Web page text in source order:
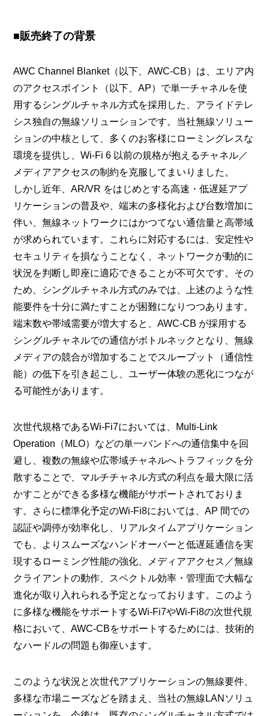
■販売終了の背景
AWC Channel Blanket（以下、AWC-CB）は、エリア内
のアクセスポイント（以下、AP）で単一チャネルを使
用するシングルチャネル方式を採用した、アライドテレ
シス独自の無線ソリューションです。当社無線ソリュー
ションの中核として、多くのお客様にローミングレスな
環境を提供し、Wi‑Fi 6 以前の規格が抱えるチャネル／
メディアアクセスの制約を克服してまいりました。
しかし近年、AR/VR をはじめとする高速・低遅延アプ
リケーションの普及や、端末の多様化および台数増加に
伴い、無線ネットワークにはかつてない通信量と高帯域
が求められています。これらに対応するには、安定性や
セキュリティを損なうことなく、ネットワークが動的に
状況を判断し即座に適応できることが不可欠です。その
ため、シングルチャネル方式のみでは、上述のような性
能要件を十分に満たすことが困難になりつつあります。
端末数や帯域需要が増大すると、AWC-CB が採用する
シングルチャネルでの通信がボトルネックとなり、無線
メディアの競合が増加することでスループット（通信性
能）の低下を引き起こし、ユーザー体験の悪化につなが
る可能性があります。
次世代規格であるWi-Fi7においては、Multi‑Link
Operation（MLO）などの単一バンドへの通信集中を回
避し、複数の無線や広帯域チャネルへトラフィックを分
散することで、マルチチャネル方式の利点を最大限に活
かすことができる多様な機能がサポートされておりま
す。さらに標準化予定のWi-Fi8においては、AP 間での
認証や調停が効率化し、リアルタイムアプリケーション
でも、よりスムーズなハンドオーバーと低遅延通信を実
現するローミング性能の強化、メディアアクセス／無線
クライアントの動作、スペクトル効率・管理面で大幅な
進化が取り入れられる予定となっております。このよう
に多様な機能をサポートするWi-Fi7やWi-Fi8の次世代規
格において、AWC-CBをサポートするためには、技術的
なハードルの問題も御座います。
このような状況と次世代アプリケーションの無線要件、
多様な市場ニーズなどを踏まえ、当社の無線LANソリュ